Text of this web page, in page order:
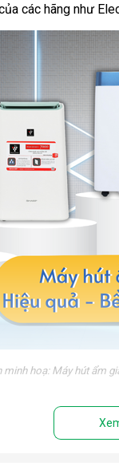
các hãng như
minh hoạ: Máy hút ẩm
trượt trong những
vi khuẩn trong